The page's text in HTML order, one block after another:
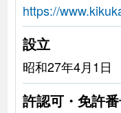
https://
設立
昭和27年4月1日
許認可・免許